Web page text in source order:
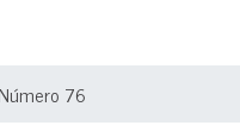
76